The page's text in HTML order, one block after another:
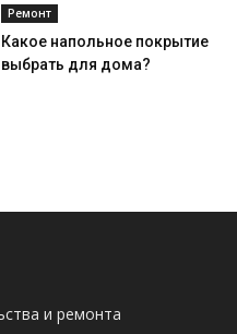
Ремонт
Какое напольное покрытие
выбрать для дома?
и ремонта